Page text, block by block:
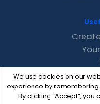
We use cookies on our
experience by
By clicking “Accept”, you